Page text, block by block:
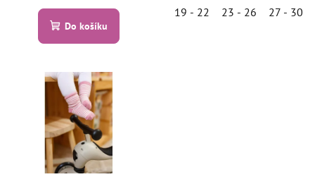
Do košíku
19 - 22
23 - 26 27 - 30